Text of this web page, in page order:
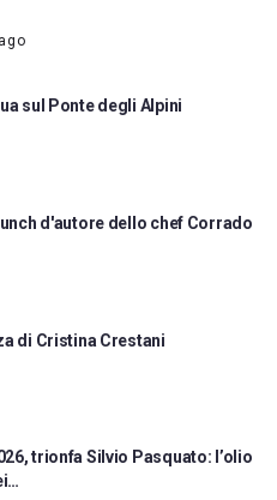
sul Ponte degli Alpini
d'autore dello chef Corrado
di Cristina Crestani
trionfa Silvio Pasquato: l’olio